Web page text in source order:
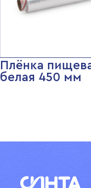
Плёнка
белая 450 мм